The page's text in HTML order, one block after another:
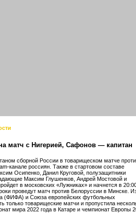
матч с Нигерией, Сафонов — капитан
сборной России в товарищеском матче
канале россиян. Также в стартовом составе
Осипенко, Данил Круговой, полузащитники
Максим Глушенков, Андрей Мостовой и
в московских «Лужниках» и начнется в
проведут матч против Белоруссии в Минске.
(ФИФА) и Союза европейских футбольных
товарищеские матчи и пропустила
мира 2022 года в Катаре и чемпионат Европы